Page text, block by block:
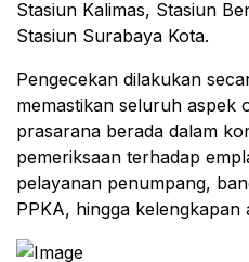
Stasiun Kalimas, Stasiun
Stasiun Surabaya Kota.
Pengecekan dilakukan
memastikan seluruh aspek
prasarana berada dalam
pemeriksaan terhadap
pelayanan penumpang,
PPKA, hingga kelengkapan